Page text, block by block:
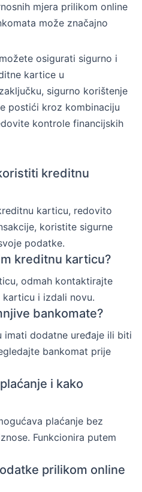
mjera prilikom online
može značajno
osigurati sigurno i
kartice u
sigurno korištenje
postići kroz kombinaciju
kontrole financijskih
kreditnu
karticu, redovito
koristite sigurne
podatke.
kreditnu karticu?
odmah kontaktirajte
i izdali novu.
bankomate?
imati dodatne uređaje ili biti
bankomat prije
i kako
plaćanje bez
Funkcionira putem
prilikom online